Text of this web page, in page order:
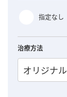
指定なし
治療方法
オリジナル